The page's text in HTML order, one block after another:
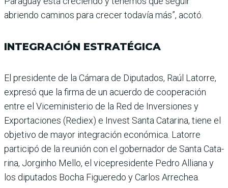
abriendo caminos para crecer todavía más”, acotó.
INTEGRACIÓN ESTRATÉGICA
El presidente de la Cámara de Diputados, Raúl Latorre,
expresó que la firma de un acuerdo de cooperación
entre el Viceministerio de la Red de Inversiones y
Exportaciones (Rediex) e Invest Santa Cata­rina, tiene el
objetivo de mayor integración económica. Lato­rre
participó de la reunión con el gobernador de Santa Cata­
rina, Jorginho Mello, el vice­presidente Pedro Alliana y
los diputados Bocha Figueredo y Carlos Arrechea.